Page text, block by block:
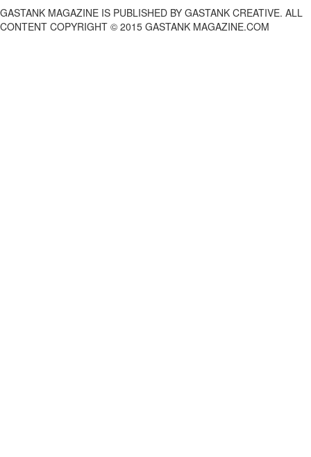
GASTANK MAGAZINE IS PUBLISHED BY GASTANK CREATIVE. ALL
CONTENT COPYRIGHT © 2015 GASTANK MAGAZINE.COM